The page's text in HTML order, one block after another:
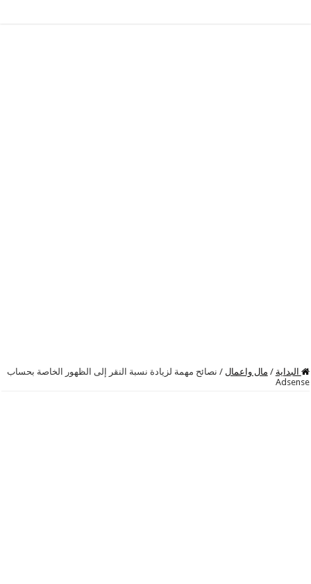
البداية / مال واعمال / نصائح مهمة لزيادة نسبة النقر إلى الظهور الخاصة بحساب
Adsense